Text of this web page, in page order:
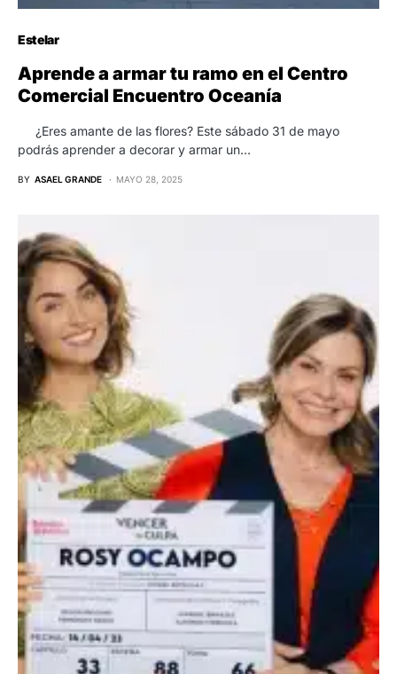
Estelar
Aprende a armar tu ramo en el Centro
Comercial Encuentro Oceanía
¿Eres amante de las flores? Este sábado 31 de mayo
podrás aprender a decorar y armar un…
BY ASAEL GRANDE MAYO 28, 2025